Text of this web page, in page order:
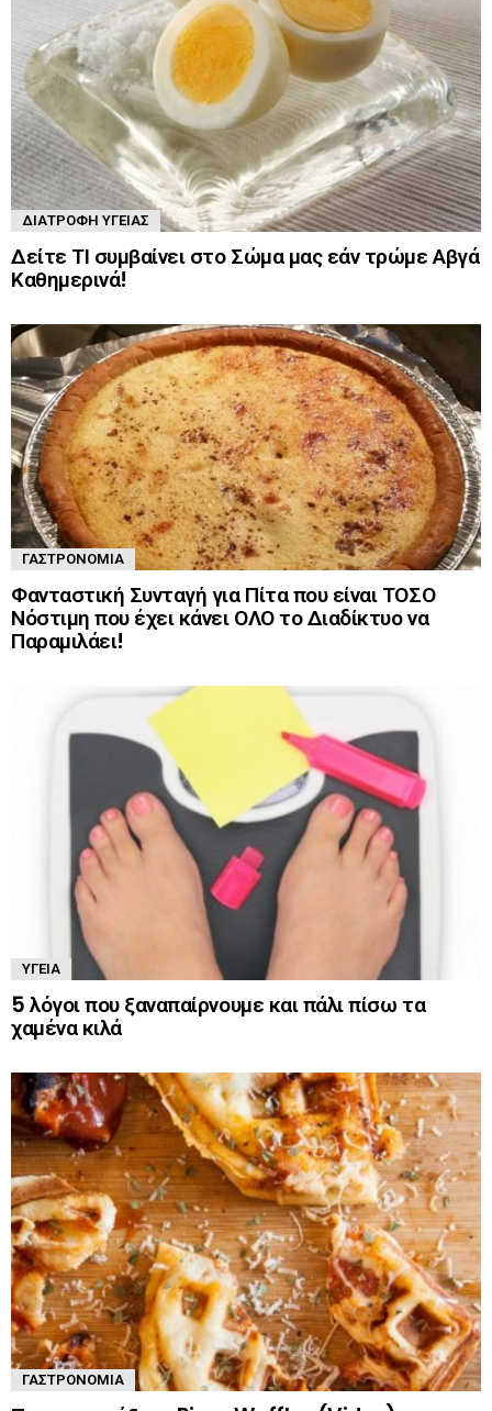
ΔΙΑΤΡΟΦΉ ΥΓΕΊΑΣ
Δείτε ΤΙ συμβαίνει στο Σώμα μας εάν τρώμε Αβγά
Καθημερινά!
ΓΑΣΤΡΟΝΟΜΊΑ
Φανταστική Συνταγή για Πίτα που είναι ΤΟΣΟ
Νόστιμη που έχει κάνει ΟΛΟ το Διαδίκτυο να
Παραμιλάει!
ΥΓΕΊΑ
5 λόγοι που ξαναπαίρνουμε και πάλι πίσω τα
χαμένα κιλά
ΓΑΣΤΡΟΝΟΜΊΑ